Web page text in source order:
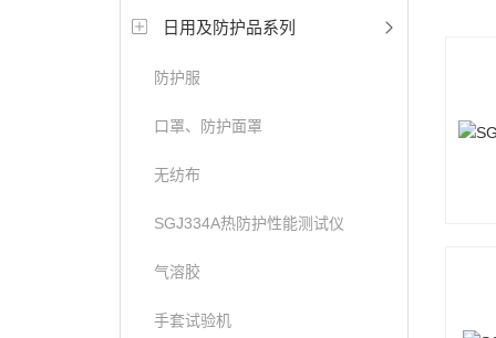
日用及防护品系列
防护服
口罩、防护面罩
无纺布
SGJ334A热防护性能测试仪
气溶胶
手套试验机